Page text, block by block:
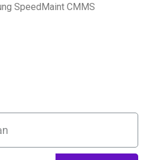
SpeedMaint CMMS